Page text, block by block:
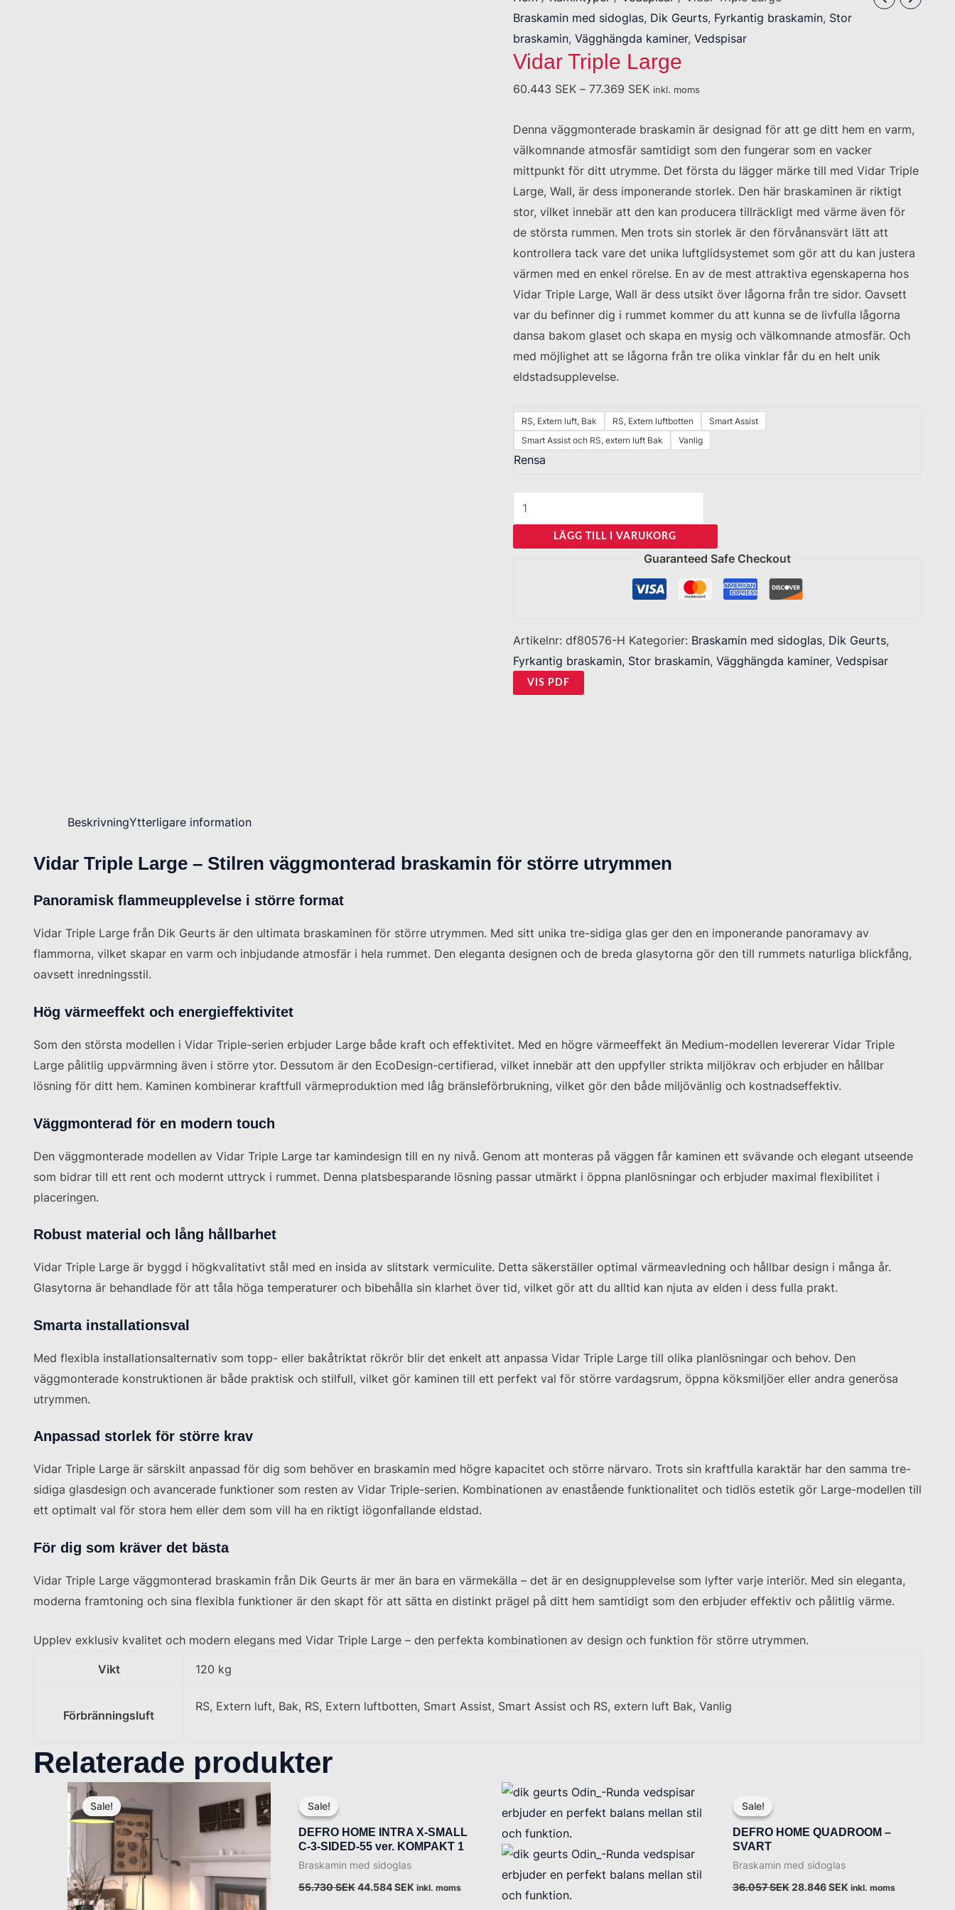
Braskamin med sidoglas, Dik Geurts, Fyrkantig braskamin, Stor
braskamin, Vägghängda kaminer, Vedspisar
Vidar Triple Large
60.443 SEK – 77.369 SEK inkl. moms
Denna väggmonterade braskamin är designad för att ge ditt hem en varm,
välkomnande atmosfär samtidigt som den fungerar som en vacker
mittpunkt för ditt utrymme. Det första du lägger märke till med Vidar Triple
Large, Wall, är dess imponerande storlek. Den här braskaminen är riktigt
stor, vilket innebär att den kan producera tillräckligt med värme även för
de största rummen. Men trots sin storlek är den förvånansvärt lätt att
kontrollera tack vare det unika luftglidsystemet som gör att du kan justera
värmen med en enkel rörelse. En av de mest attraktiva egenskaperna hos
Vidar Triple Large, Wall är dess utsikt över lågorna från tre sidor. Oavsett
var du befinner dig i rummet kommer du att kunna se de livfulla lågorna
dansa bakom glaset och skapa en mysig och välkomnande atmosfär. Och
med möjlighet att se lågorna från tre olika vinklar får du en helt unik
eldstadsupplevelse.
RS, Extern luft, Bak RS, Extern luftbotten
Smart Assist
Smart Assist och RS, extern luft Bak
Vanlig
Rensa
LÄGG TILL I VARUKORG
Guaranteed Safe Checkout
Artikelnr: df80576-H Kategorier: Braskamin med sidoglas, Dik Geurts,
Fyrkantig braskamin, Stor braskamin, Vägghängda kaminer, Vedspisar
VIS PDF
BeskrivningYtterligare information
Vidar Triple Large – Stilren väggmonterad braskamin för större utrymmen
Panoramisk flammeupplevelse i större format
Vidar Triple Large från Dik Geurts är den ultimata braskaminen för större utrymmen. Med sitt unika tre-sidiga glas ger den en imponerande panoramavy av
flammorna, vilket skapar en varm och inbjudande atmosfär i hela rummet. Den eleganta designen och de breda glasytorna gör den till rummets naturliga blickfång,
oavsett inredningsstil.
Hög värmeeffekt och energieffektivitet
Som den största modellen i Vidar Triple-serien erbjuder Large både kraft och effektivitet. Med en högre värmeeffekt än Medium-modellen levererar Vidar Triple
Large pålitlig uppvärmning även i större ytor. Dessutom är den EcoDesign-certifierad, vilket innebär att den uppfyller strikta miljökrav och erbjuder en hållbar
lösning för ditt hem. Kaminen kombinerar kraftfull värmeproduktion med låg bränsleförbrukning, vilket gör den både miljövänlig och kostnadseffektiv.
Väggmonterad för en modern touch
Den väggmonterade modellen av Vidar Triple Large tar kamindesign till en ny nivå. Genom att monteras på väggen får kaminen ett svävande och elegant utseende
som bidrar till ett rent och modernt uttryck i rummet. Denna platsbesparande lösning passar utmärkt i öppna planlösningar och erbjuder maximal flexibilitet i
placeringen.
Robust material och lång hållbarhet
Vidar Triple Large är byggd i högkvalitativt stål med en insida av slitstark vermiculite. Detta säkerställer optimal värmeavledning och hållbar design i många år.
Glasytorna är behandlade för att tåla höga temperaturer och bibehålla sin klarhet över tid, vilket gör att du alltid kan njuta av elden i dess fulla prakt.
Smarta installationsval
Med flexibla installationsalternativ som topp- eller bakåtriktat rökrör blir det enkelt att anpassa Vidar Triple Large till olika planlösningar och behov. Den
väggmonterade konstruktionen är både praktisk och stilfull, vilket gör kaminen till ett perfekt val för större vardagsrum, öppna köksmiljöer eller andra generösa
utrymmen.
Anpassad storlek för större krav
Vidar Triple Large är särskilt anpassad för dig som behöver en braskamin med högre kapacitet och större närvaro. Trots sin kraftfulla karaktär har den samma tre-
sidiga glasdesign och avancerade funktioner som resten av Vidar Triple-serien. Kombinationen av enastående funktionalitet och tidlös estetik gör Large-modellen till
ett optimalt val för stora hem eller dem som vill ha en riktigt iögonfallande eldstad.
För dig som kräver det bästa
Vidar Triple Large väggmonterad braskamin från Dik Geurts är mer än bara en värmekälla – det är en designupplevelse som lyfter varje interiör. Med sin eleganta,
moderna framtoning och sina flexibla funktioner är den skapt för att sätta en distinkt prägel på ditt hem samtidigt som den erbjuder effektiv och pålitlig värme.
Upplev exklusiv kvalitet och modern elegans med Vidar Triple Large – den perfekta kombinationen av design och funktion för större utrymmen.
Vikt 120 kg
Förbränningsluft
RS, Extern luft, Bak, RS, Extern luftbotten, Smart Assist, Smart Assist och RS, extern luft Bak, Vanlig
Relaterade produkter
Sale!
Sale!
priset
var:
39.336 SEK.
nuvarande
priset
är:
31.469 SEK.
Sale!
Sale!
DEFRO HOME INTRA X-SMALL
C-3-SIDED-55 ver. KOMPAKT 1
Braskamin med sidoglas
55.730SEK
var:
55.730 SEK.
44.584SEK
är:
44.584 SEK.
inkl. moms
Sale!
Sale!
DEFRO HOME QUADROOM –
SVART
Braskamin med sidoglas
36.057SEK
var:
36.057 SEK.
28.846SEK
är:
28.846 SEK.
inkl. moms